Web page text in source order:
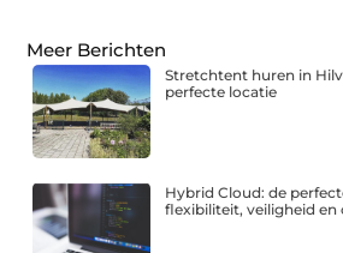
Meer Berichten
Stretchtent huren in
perfecte locatie
Hybrid Cloud: de
flexibiliteit, veiligheid en